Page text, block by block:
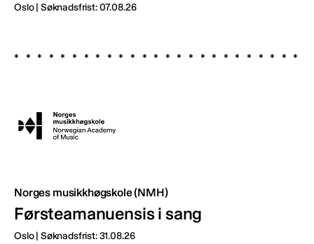
Oslo | Søknadsfrist: 07.08.26
Norges musikkhøgskole (NMH)
Førsteamanuensis i sang
Oslo | Søknadsfrist: 31.08.26